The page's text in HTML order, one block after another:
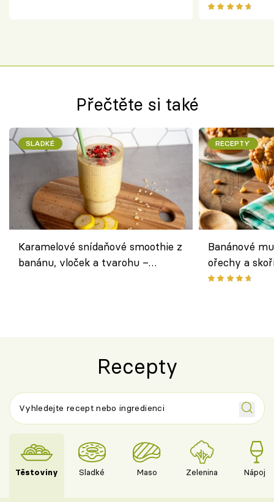
Přečtěte si také
SLADKÉ
Karamelové snídaňové smoothie z
banánu, vloček a tvarohu –
RECEPTY
Banánové
ořechy a
Recepty
Těstoviny Sladké Maso Zelenina Nápoje